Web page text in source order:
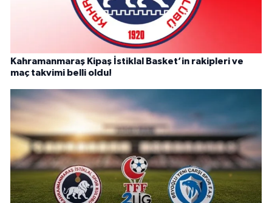
Kahramanmaraş Kipaş İstiklal Basket’in rakipleri ve
maç takvimi belli oldu!